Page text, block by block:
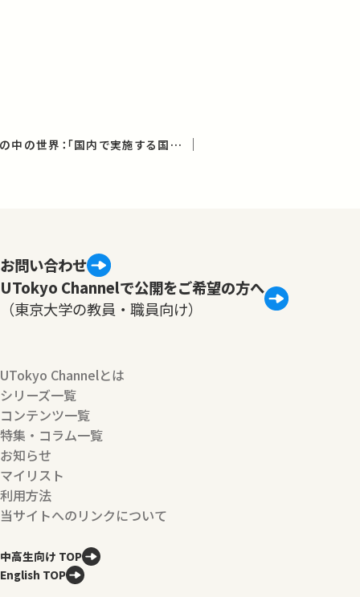
世界の中の日本、日本の中の世界：「国内で実施する国際研修」の挑戦
お問い合わせ
UTokyo Channelで公開をご希望の方へ
（東京大学の教員・職員向け）
UTokyo Channelとは
シリーズ一覧
コンテンツ一覧
特集・コラム一覧
お知らせ
マイリスト
利用方法
当サイトへのリンクについて
中高生向け TOP
English TOP